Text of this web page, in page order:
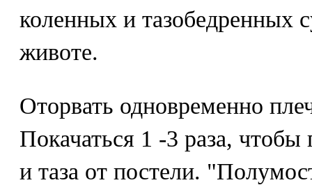
коленных и тазобедренных
животе.
Оторвать одновременно
Покачаться 1 -3 раза,
и таза от постели.